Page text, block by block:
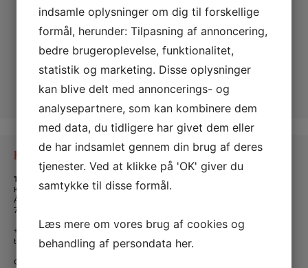
Kontakt os
Tante Andante Hus
KFUM og KFUK i Lemvig
Ågade 5
7620 Lemvig
+45 20 16 24 11
tanteandante@kfum-kfuk.dk
CVR: 30771397
indsamle oplysninger om dig til forskellige
formål, herunder: Tilpasning af annoncering,
bedre brugeroplevelse, funktionalitet,
statistik og marketing. Disse oplysninger
kan blive delt med annoncerings- og
analysepartnere, som kan kombinere dem
med data, du tidligere har givet dem eller
de har indsamlet gennem din brug af deres
tjenester. Ved at klikke på 'OK' giver du
samtykke til disse formål.
Læs mere om vores brug af cookies og
behandling af persondata her.